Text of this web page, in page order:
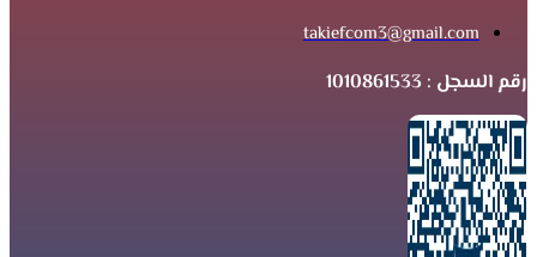
takiefcom3@gmail.com
رقم السجل : 1010861533